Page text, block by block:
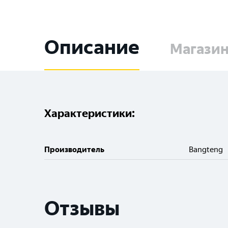
Описание
Характеристики:
Производитель Bangteng
Отзывы